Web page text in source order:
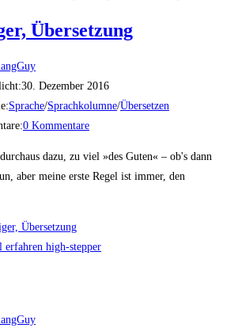
Übersetzung
30. Dezember 2016
Sprache/Sprachkolumne/Übersetzen
0 Kommentare
dazu, zu viel »des Guten« – ob's dann
aber meine erste Regel ist immer, den
Übersetzung